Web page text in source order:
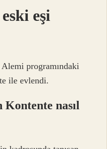
eşi
Alemi programındaki
ile evlendi.
nasıl